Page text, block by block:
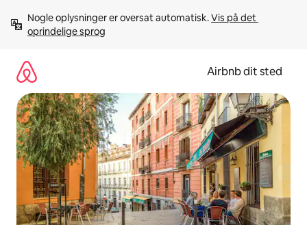
videre
Nogle oplysninger er oversat automatisk. Vis på det
oprindelige sprog
Airbnb dit sted